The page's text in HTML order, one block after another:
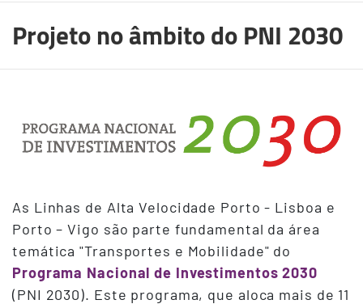
Projeto no âmbito do PNI 2030
As Linhas de Alta Velocidade Porto - Lisboa e
Porto – Vigo são parte fundamental da área
temática "Transportes e Mobilidade" do
Programa Nacional de Investimentos 2030
(PNI 2030). Este programa, que aloca mais de 11